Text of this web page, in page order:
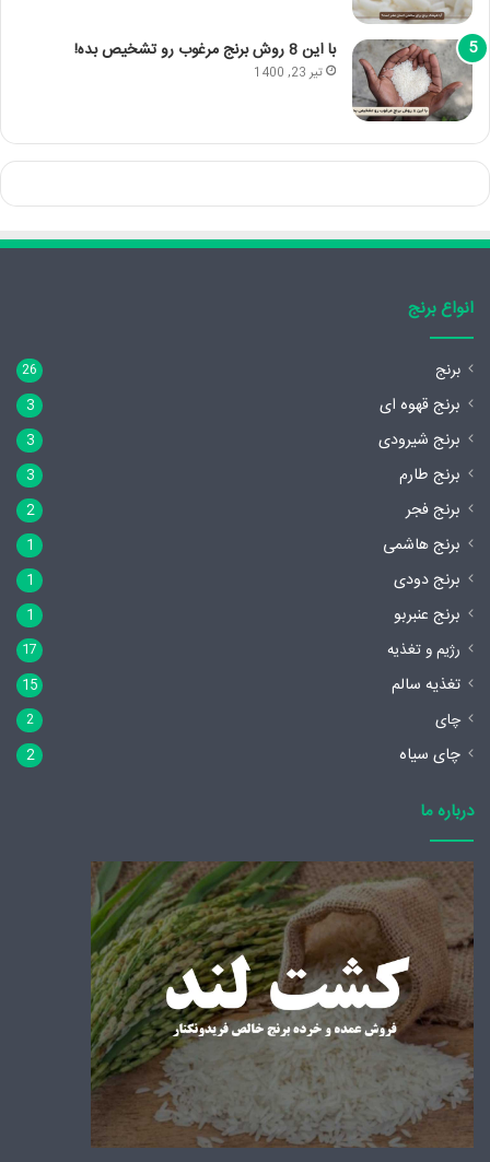
با این 8 روش برنج مرغوب رو تشخیص بده!
تیر 23, 1400
انواع برنج
برنج 26
برنج قهوه ای 3
برنج شیرودی 3
برنج طارم 3
برنج فجر 2
برنج هاشمی 1
برنج دودی 1
برنج عنبربو 1
رژیم و تغذیه 17
تغذیه سالم 15
چای 2
چای سیاه 2
درباره ما